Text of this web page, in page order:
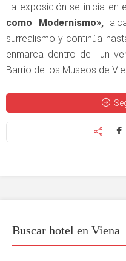
La exposición se inicia
como Modernismo»,
surrealismo y continúa
enmarca dentro de un
Barrio de los Museos de
Buscar hotel en Viena